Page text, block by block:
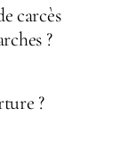
carcès
?
?